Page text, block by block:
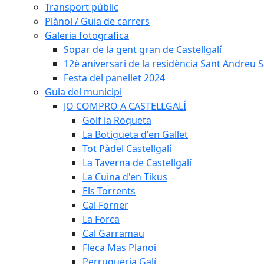
Transport públic
Plànol / Guia de carrers
Galeria fotografica
Sopar de la gent gran de Castellgalí
12è aniversari de la residència Sant Andreu
Festa del panellet 2024
Guia del municipi
JO COMPRO A CASTELLGALÍ
Golf la Roqueta
La Botigueta d'en Gallet
Tot Pàdel Castellgalí
La Taverna de Castellgalí
La Cuina d'en Tikus
Els Torrents
Cal Forner
La Forca
Cal Garramau
Fleca Mas Planoi